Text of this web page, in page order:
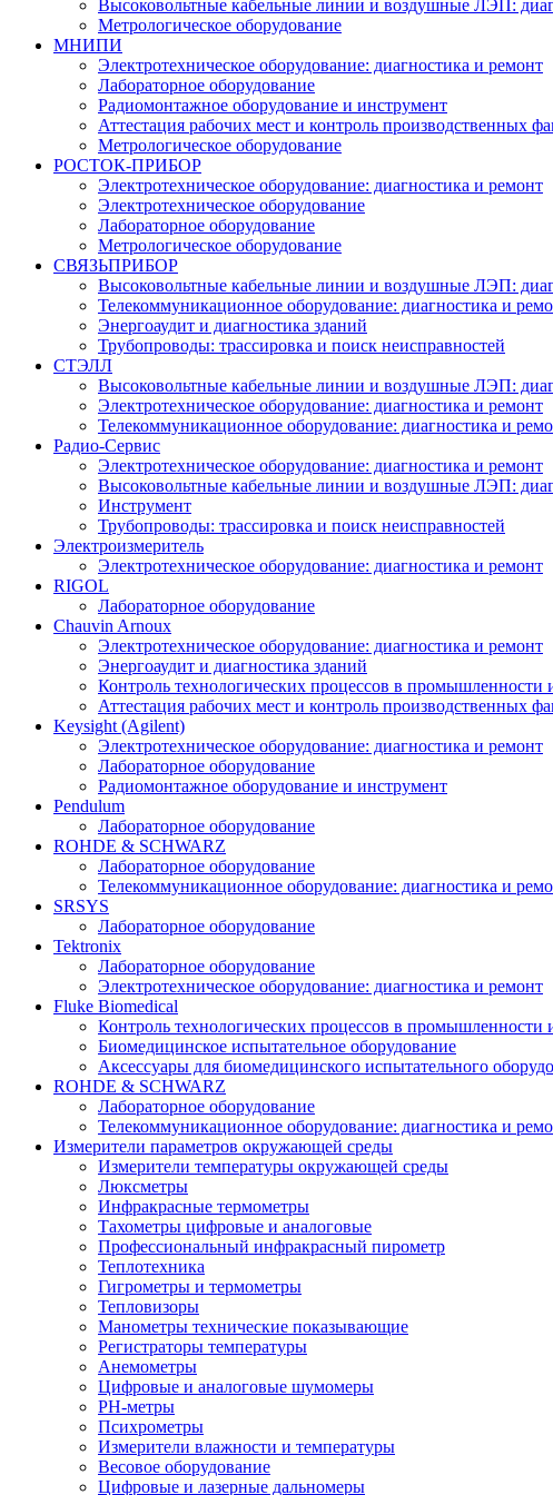
Высоковольтные кабельные линии и воздушные ЛЭП:
Метрологическое оборудование
МНИПИ
Электротехническое оборудование: диагностика и ремонт
Лабораторное оборудование
Радиомонтажное оборудование и инструмент
Аттестация рабочих мест и контроль производственных
Метрологическое оборудование
РОСТОК-ПРИБОР
Электротехническое оборудование: диагностика и ремонт
Электротехническое оборудование
Лабораторное оборудование
Метрологическое оборудование
СВЯЗЬПРИБОР
Высоковольтные кабельные линии и воздушные ЛЭП:
Телекоммуникационное оборудование: диагностика и
Энергоаудит и диагностика зданий
Трубопроводы: трассировка и поиск неисправностей
СТЭЛЛ
Высоковольтные кабельные линии и воздушные ЛЭП:
Электротехническое оборудование: диагностика и ремонт
Телекоммуникационное оборудование: диагностика и
Радио-Cервис
Электротехническое оборудование: диагностика и ремонт
Высоковольтные кабельные линии и воздушные ЛЭП:
Инструмент
Трубопроводы: трассировка и поиск неисправностей
Электроизмеритель
Электротехническое оборудование: диагностика и ремонт
RIGOL
Лабораторное оборудование
Chauvin Arnoux
Электротехническое оборудование: диагностика и ремонт
Энергоаудит и диагностика зданий
Контроль технологических процессов в промышленности
Аттестация рабочих мест и контроль производственных
Keysight (Agilent)
Электротехническое оборудование: диагностика и ремонт
Лабораторное оборудование
Радиомонтажное оборудование и инструмент
Pendulum
Лабораторное оборудование
ROHDE & SCHWARZ
Лабораторное оборудование
Телекоммуникационное оборудование: диагностика и
SRSYS
Лабораторное оборудование
Tektronix
Лабораторное оборудование
Электротехническое оборудование: диагностика и ремонт
Fluke Biomedical
Контроль технологических процессов в промышленности
Биомедицинское испытательное оборудование
Аксессуары для биомедицинского испытательного
ROHDE & SCHWARZ
Лабораторное оборудование
Телекоммуникационное оборудование: диагностика и
Измерители параметров окружающей среды
Измерители температуры окружающей среды
Люксметры
Инфракрасные термометры
Тахометры цифровые и аналоговые
Профессиональный инфракрасный пирометр
Теплотехника
Гигрометры и термометры
Тепловизоры
Манометры технические показывающие
Регистраторы температуры
Анемометры
Цифровые и аналоговые шумомеры
PH-метры
Психрометры
Измерители влажности и температуры
Весовое оборудование
Цифровые и лазерные дальномеры